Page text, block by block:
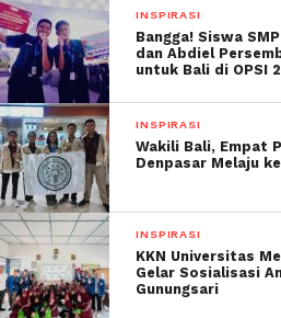
INSPIRASI
Bangga! Siswa
dan Abdiel
untuk Bali di OPSI
INSPIRASI
Wakili Bali, Empat
Denpasar Melaju
INSPIRASI
KKN Universitas
Gelar Sosialisasi
Gunungsari